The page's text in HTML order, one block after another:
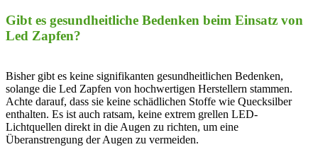
Gibt es gesundheitliche Bedenken beim ⁣Einsatz von
Led Zapfen?
Bisher ⁢gibt es keine signifikanten⁤ gesundheitlichen Bedenken,
solange die Led Zapfen ⁤von‌ hochwertigen Herstellern stammen.​
Achte‌ darauf, dass sie keine schädlichen Stoffe wie Quecksilber
enthalten. Es ist‌ auch⁢ ratsam, keine ​extrem grellen LED-
Lichtquellen ‍direkt ⁣in die Augen zu richten, um eine‌
Überanstrengung der ⁢Augen zu vermeiden.